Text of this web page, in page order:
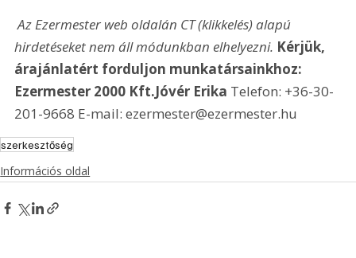
Az Ezermester web oldalán CT (klikkelés) alapú
hirdetéseket nem áll módunkban elhelyezni. Kérjük,
árajánlatért forduljon munkatársainkhoz:
Ezermester 2000 Kft.Jóvér Erika Telefon: +36-30-
201-9668 E-mail: ezermester@ezermester.hu
szerkesztőség
Információs oldal